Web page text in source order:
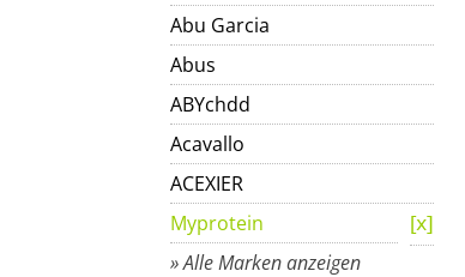
Abu Garcia
Abus
ABYchdd
Acavallo
ACEXIER
Myprotein
» Alle Marken anzeigen